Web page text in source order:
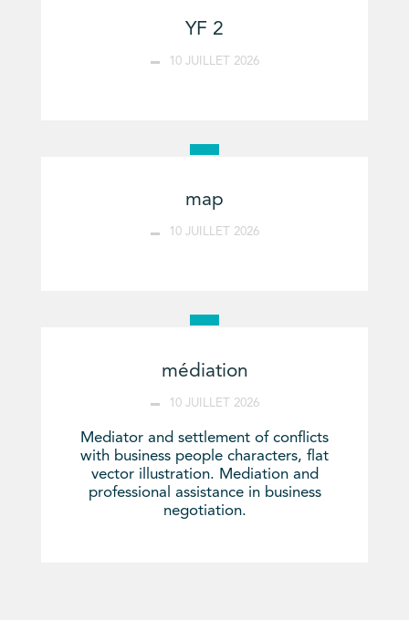
YF 2
10 JUILLET 2026
map
10 JUILLET 2026
médiation
10 JUILLET 2026
Mediator and settlement of conflicts
with business people characters, flat
vector illustration. Mediation and
professional assistance in business
negotiation.